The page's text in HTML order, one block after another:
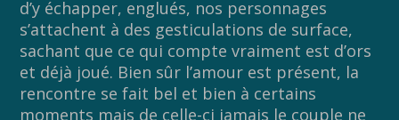
d’y échapper, englués, nos personnages
s’attachent à des gesticulations de surface,
sachant que ce qui compte vraiment est d’ors
et déjà joué. Bien sûr l’amour est présent, la
rencontre se fait bel et bien à certains
moments mais de celle-ci jamais le couple ne